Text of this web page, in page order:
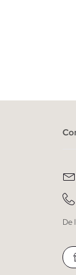
De